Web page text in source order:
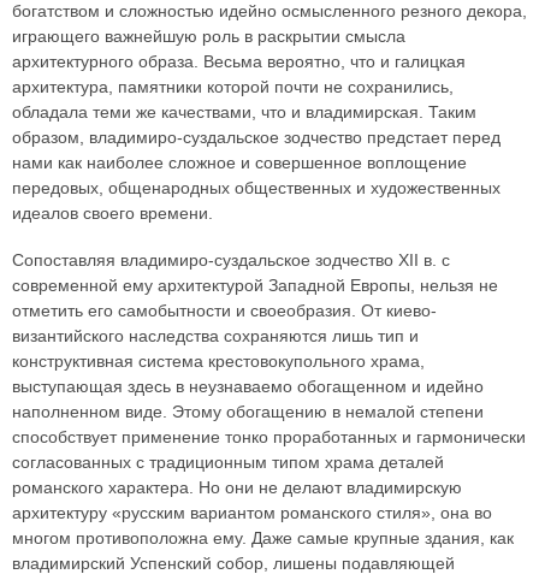
богатством и сложностью идейно осмысленного резного декора,
играющего важнейшую роль в раскрытии смысла
архитектурного образа. Весьма вероятно, что и галицкая
архитектура, памятники которой почти не сохранились,
обладала теми же качествами, что и владимирская. Таким
образом, владимиро-суздальское зодчество предстает перед
нами как наиболее сложное и совершенное воплощение
передовых, общенародных общественных и художественных
идеалов своего времени.
Сопоставляя владимиро-суздальское зодчество XII в. с
современной ему архитектурой Западной Европы, нельзя не
отметить его самобытности и своеобразия. От киево-
византийского наследства сохраняются лишь тип и
конструктивная система крестовокупольного храма,
выступающая здесь в неузнаваемо обогащенном и идейно
наполненном виде. Этому обогащению в немалой степени
способствует применение тонко проработанных и гармонически
согласованных с традиционным типом храма деталей
романского характера. Но они не делают владимирскую
архитектуру «русским вариантом романского стиля», она во
многом противоположна ему. Даже самые крупные здания, как
владимирский Успенский собор, лишены подавляющей